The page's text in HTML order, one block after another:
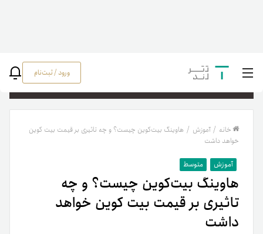
ورود / ثبت‌نام
خانه / آموزش / هاوینگ بیت‌کوین چیست؟ و چه تاثیری بر قیمت بیت کوین
خواهد داشت
آموزش متوسط
هاوینگ بیت‌کوین چیست؟ و چه
تاثیری بر قیمت بیت کوین خواهد
داشت